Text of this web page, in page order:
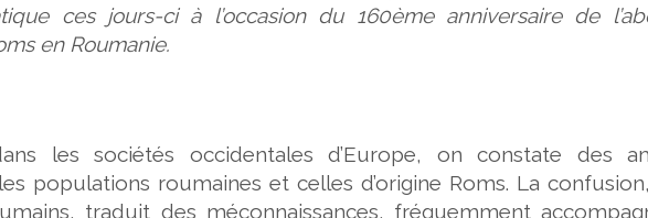
ces jours-ci à l’occasion du 160ème anniversaire de
en Roumanie.
les sociétés occidentales d’Europe, on constate des
populations roumaines et celles d’origine Roms. La
traduit des méconnaissances, fréquemment